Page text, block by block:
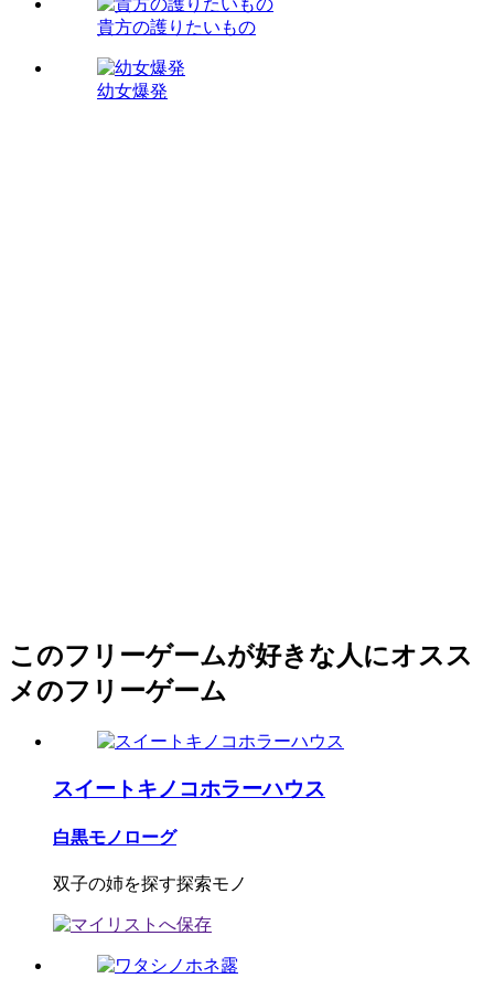
貴方の護りたいもの
幼女爆発
このフリーゲームが好きな人にオスス
メのフリーゲーム
スイートキノコホラーハウス
白黒モノローグ
双子の姉を探す探索モノ